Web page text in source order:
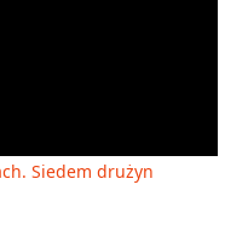
Siedem drużyn